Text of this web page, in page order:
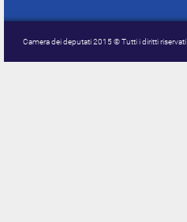
Camera dei deputati 2015 © Tutti i diritti riservati